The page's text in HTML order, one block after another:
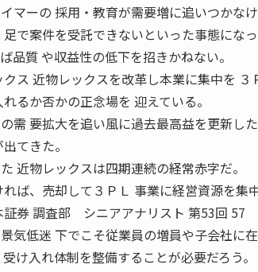
マーの 採用・教育が需要増に追いつかな
で案件を受託できないといった事態になっ
品質 や収益性の低下を招きかねない。
ス 近物レックスを改革し本業に集中を
か否かの正念場を 迎えている。
需 要拡大を追い風に過去最高益を更新し
てきた。
近物レックスは四期連続の経常赤字だ。
ば、売却して３ＰＬ 事業に経営資源を集
証券 調査部 シニアアナリスト 第53回
気低迷 下でこそ従業員の増員や子会社に
け入れ体制を整備することが必要だろう。